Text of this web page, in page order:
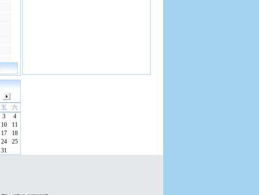
五
六
3
4
10
11
17
18
24
25
31